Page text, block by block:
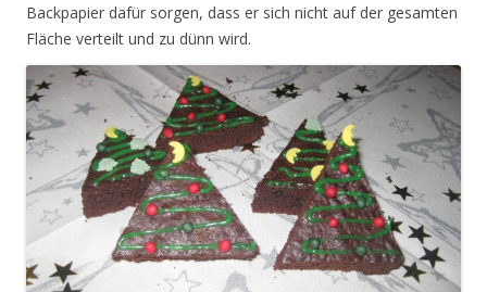
Backpapier dafür sorgen, dass er sich nicht auf der gesamten
Fläche verteilt und zu dünn wird.